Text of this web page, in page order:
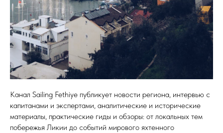
Канал Sailing Fethiye публикует новости региона, интервью с
капитанами и экспертами, аналитические и исторические
материалы, практические гиды и обзоры: от локальных тем
побережья Ликии до событий мирового яхтенного